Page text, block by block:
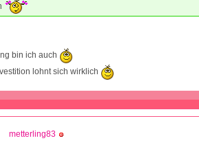
bin ich auch
lohnt sich wirklich
metterling83